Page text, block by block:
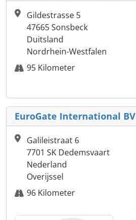
Gildestrasse 5
47665 Sonsbeck
Duitsland
Nordrhein-Westfalen
95 Kilometer
EuroGate International BV
Galileistraat 6
7701 SK Dedemsvaart
Nederland
Overijssel
96 Kilometer